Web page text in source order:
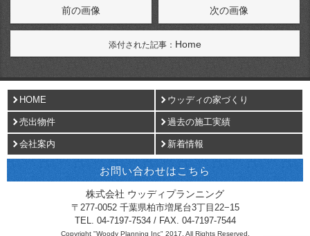
前の画像 次の画像
添付された記事： Home
HOME ウッディの家づくり
売出物件 過去の施工実績
会社案内 新着情報
お問い合わせはこちら
株式会社 ウッディプランニング
〒 277-0052 千葉県柏市増尾台3丁目22−15
TEL. 04-7197-7534/ FAX. 04-7197-7544
Copyright "Woody Planning Inc" 2017, All Rights Reserved.